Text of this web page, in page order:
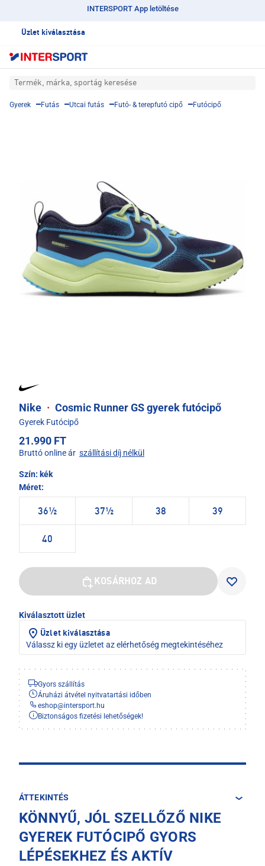
INTERSPORT App letöltése
Üzlet kiválasztása
Termék, márka, sportág keresése
Gyerek Futás Utcai futás Futó- & terepfutó cipő Futócipő
Nike · Cosmic Runner GS gyerek futócipő
Gyerek Futócipő
21.990 FT
Bruttó online ár szállítási díj nélkül
Szín: kék
Méret:
36½ 37½ 38 39
40
KOSÁRHOZ AD
Kiválasztott üzlet
Üzlet kiválasztása
Válassz ki egy üzletet az elérhetőség megtekintéséhez
Gyors szállítás
Áruházi átvétel nyitvatartási időben
eshop@intersport.hu
Biztonságos fizetési lehetőségek!
ÁTTEKINTÉS
KÖNNYŰ, JÓL SZELLŐZŐ NIKE
GYEREK FUTÓCIPŐ GYORS
LÉPÉSEKHEZ ÉS AKTÍV